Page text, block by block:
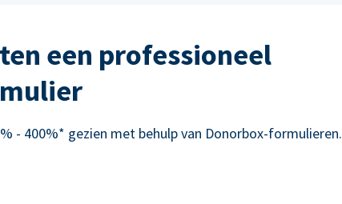
een professioneel
- 400%* gezien met behulp van Donorbox-formulieren.